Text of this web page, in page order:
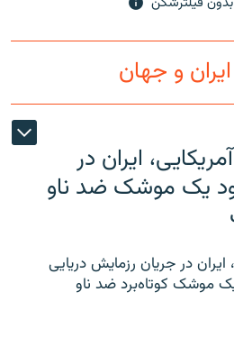
و جهان
ایران در
یک موشک ضد ناو
در جریان رزمایش دریایی
موشک کوتاه‌برد ضد ناو